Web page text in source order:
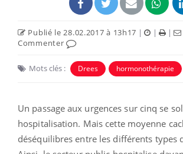
Publié le 28.02.2017 à 13h17 | | |
Commenter
Mots clés : Drees hormonothérapie
Un passage aux urgences sur cinq se
hospitalisation. Mais cette moyenne
déséquilibres entre les différents types